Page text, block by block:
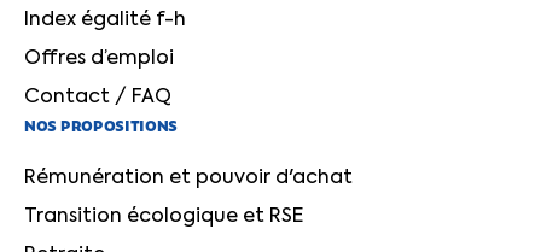
Index égalité f-h
Offres d’emploi
Contact / FAQ
NOS PROPOSITIONS
Rémunération et pouvoir d'achat
Transition écologique et RSE